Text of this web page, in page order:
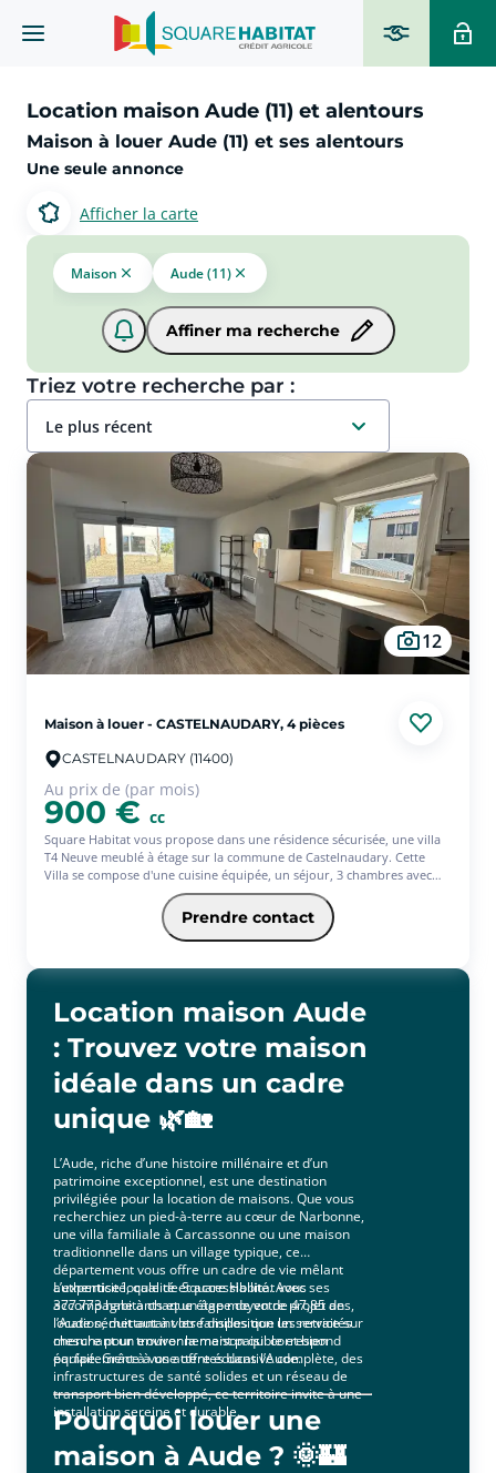
Location maison Aude (11) et alentours
Maison à louer Aude (11) et ses alentours
Une seule annonce
Afficher la carte
Maison Aude (11)
Affiner ma recherche
Triez votre recherche par :
le plus récent
12
Maison à louer - CASTELNAUDARY, 4 pièces
CASTELNAUDARY (11400)
Au prix de (par mois)
900 € cc
Square Habitat vous propose dans une résidence sécurisée, une villa
T4 Neuve meublé à étage sur la commune de Castelnaudary. Cette
Villa se compose d'une cuisine équipée, un séjour, 3 chambres avec
placards, une salle de bains aménagée avec meuble, double vasque et
baignoire, 2 WC. En annexe une terrasse avec jardin et un garage.
Honoraires de location (TTC) à la charge du locataire pour la
réalisation des services suivants : visites, constitution de dossier, frais
disponibilité.
Prendre contact
Location maison Aude
: Trouvez votre maison
idéale dans un cadre
unique 🌿🏡
L’Aude, riche d’une histoire millénaire et d’un
patrimoine exceptionnel, est une destination
privilégiée pour la location de maisons. Que vous
recherchiez un pied-à-terre au cœur de Narbonne,
une villa familiale à Carcassonne ou une maison
traditionnelle dans un village typique, ce
département vous offre un cadre de vie mêlant
authenticité, qualité et accessibilité. Avec ses
377 773 habitants et un âge moyen de 47,85 ans,
l’Aude séduit autant les familles que les retraités
cherchant un environnement paisible et bien
équipé. Grâce à une offre éducative complète, des
infrastructures de santé solides et un réseau de
transport bien développé, ce territoire invite à une
installation sereine et durable.
L’expertise locale de Square Habitat vous
accompagne à chaque étape de votre projet de
location, mettant à votre disposition un service sur
mesure pour trouver la maison qui correspond
parfaitement à vos attentes dans l’Aude.
Pourquoi louer une
maison à Aude ? 🌞🏰